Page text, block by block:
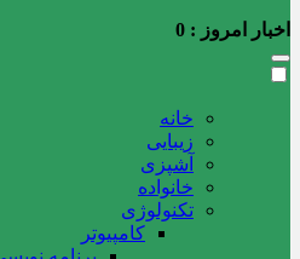
اخبار امروز : 0
خانه
زیبایی
آشپزی
خانواده
تکنولوژی
کامپیوتر